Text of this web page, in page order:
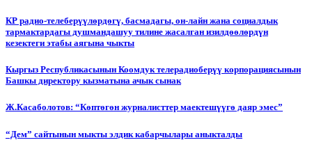
КР радио-телеберүүлөрдөгү, басмадагы, он-лайн жана социалдык
тармактардагы душмандашуу тилине жасалган изилдөөлөрдүн
кезектеги этабы аягына чыкты
Кыргыз Республикасынын Коомдук телерадиоберүү корпорациясынын
Башкы директору кызматына ачык сынак
Ж.Касаболотов: “Көптөгөн журналисттер маектешүүгө даяр эмес”
“Дем” сайтынын мыкты элдик кабарчылары аныкталды